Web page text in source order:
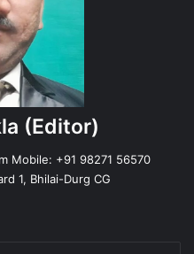
(Editor)
Mobile: +91 98271 56570
1, Bhilai-Durg CG